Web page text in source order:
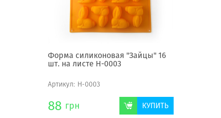
Форма силиконовая "Зайцы" 16
шт. на листе Н-0003
Артикул: Н-0003
88 грн КУПИТЬ